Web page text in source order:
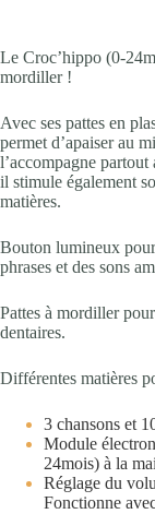
Le Croc’hippo (0-
mordiller !
Avec ses pattes en
permet d’apaiser au
l’accompagne
il stimule également
matières.
Bouton lumineux
phrases et des sons
Pattes à mordiller
dentaires.
Différentes matières
3 chansons et
Module
24mois) à la
Réglage du
Fonctionne